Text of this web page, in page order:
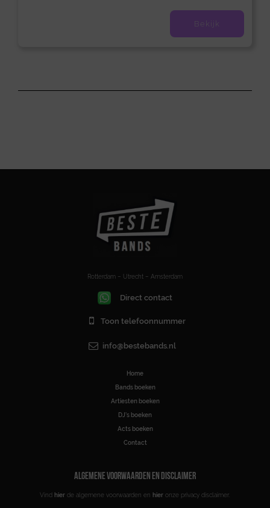
Bekijk
Rotterdam – Utrecht – Amsterdam
Direct contact
Toon telefoonnummer
info@bestebands.nl
Home
Bands boeken
Artiesten boeken
DJ’s boeken
Acts boeken
Contact
ALGEMENE VOORWAARDEN EN DISCLAIMER
Vind hier de algemene voorwaarden en hier onze privacy disclaimer.